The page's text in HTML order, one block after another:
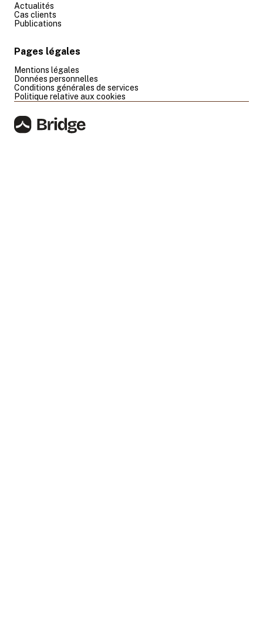
Actualités
Cas clients
Publications
Pages légales
Mentions légales
Données personnelles
Conditions générales de services
Politique relative aux cookies